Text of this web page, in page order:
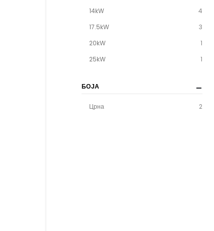
14kW
4
17.5kW
3
20kW
1
25kW
1
БОЈА
Црна 2